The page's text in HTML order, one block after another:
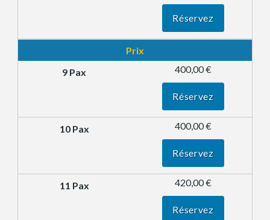
Réservez
Prix
400,00 €
Réservez
400,00 €
Réservez
420,00 €
Réservez